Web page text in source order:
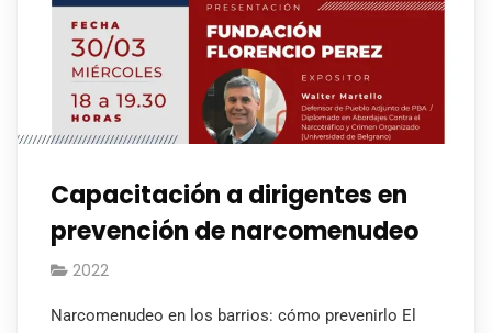
Capacitación a dirigentes en
prevención de narcomenudeo
2022
Narcomenudeo en los barrios: cómo prevenirlo El